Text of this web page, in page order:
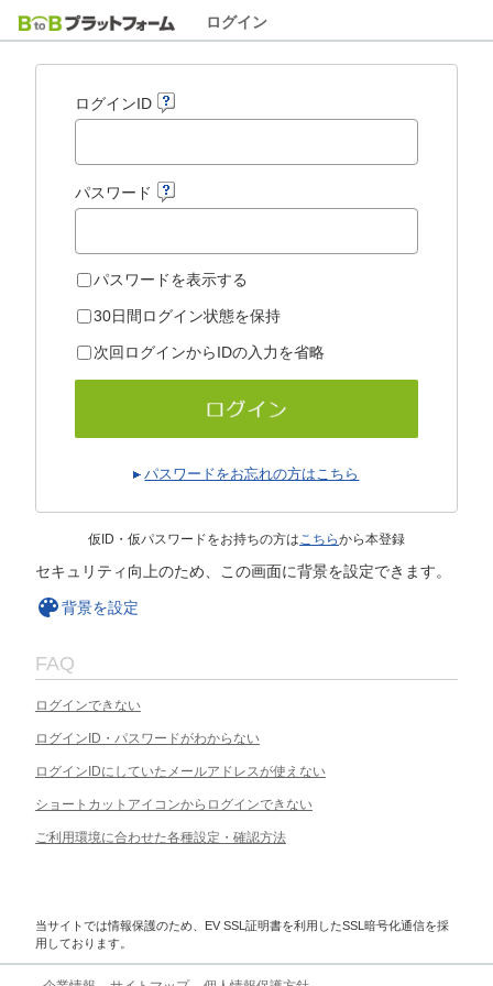
ログイン
ログインID
パスワード
パスワードを表示する
30日間ログイン状態を保持
次回ログインからIDの入力を省略
パスワードをお忘れの方はこちら
仮ID・仮パスワードをお持ちの方はこちらから本登録
セキュリティ向上のため、この画面に背景を設定できます。
背景を設定
FAQ
ログインできない
ログインID・パスワードがわからない
ログインIDにしていたメールアドレスが使えない
ショートカットアイコンからログインできない
ご利用環境に合わせた各種設定・確認方法
当サイトでは情報保護のため、EV SSL証明書を利用したSSL暗号化通信を採
用しております。